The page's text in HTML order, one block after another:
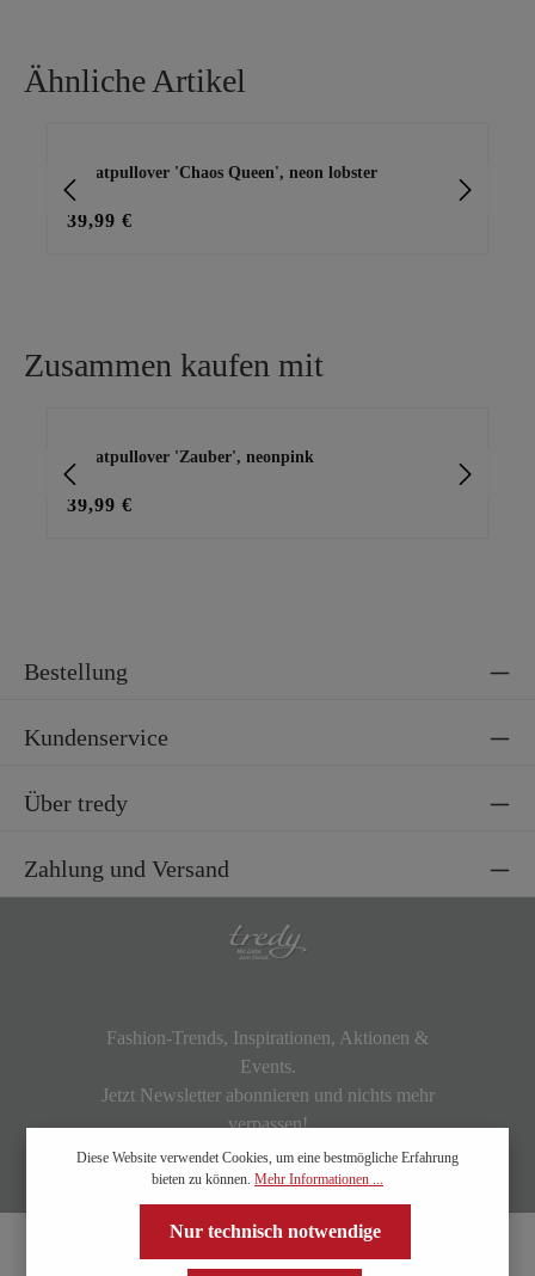
Ähnliche Artikel
Sweatpullover 'Chaos Queen', neon lobster
39,99 €
Zusammen kaufen mit
Sweatpullover 'Zauber', neonpink
39,99 €
Bestellung
Kundenservice
Über tredy
Zahlung und Versand
Fashion-Trends, Inspirationen, Aktionen &
Events.
Jetzt Newsletter abonnieren und nichts mehr
verpassen!
Diese Website verwendet Cookies, um eine bestmögliche Erfahrung
bieten zu können. Mehr Informationen ...
Nur technisch notwendige